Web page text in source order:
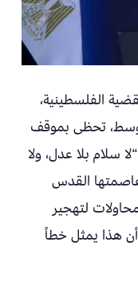
الفلسطينية،
تحظى بموقف
بلا عدل، ولا
القدس
لتهجير
هذا يمثل خطاً